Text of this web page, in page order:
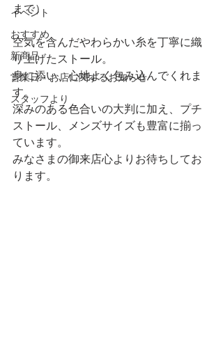
イベント
おすすめ
新商品
営業日・お店に関するお知らせ
スタッフより
まで）
空気を含んだやわらかい糸を丁寧に織
り上げたストール。
身に添い、心地よく包み込んでくれま
す。
深みのある色合いの大判に加え、プチ
ストール、メンズサイズも豊富に揃っ
ています。
みなさまの御来店心よりお待ちしてお
ります。